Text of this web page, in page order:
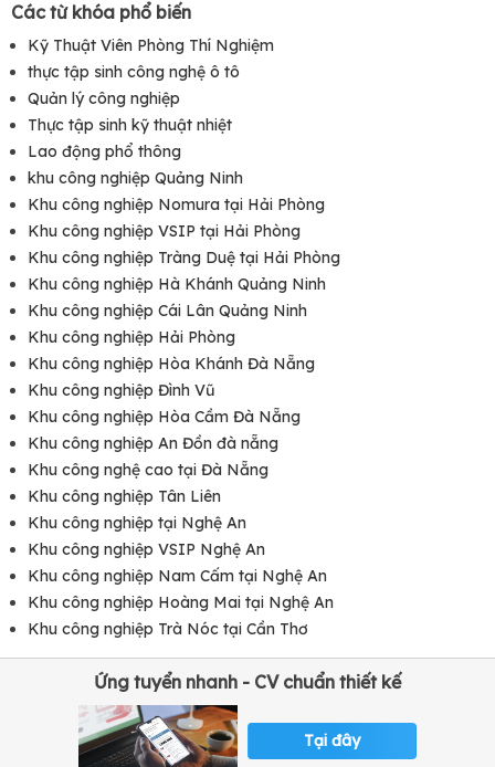
xuất hàng hóa hoặc các dây chuyền lắp ráp, sửa chữa
các trang thiết bị.... Tuy vào từng lĩnh vực cụ thể mà ứng viên
tham gia tuyển công nhân sẽ phải làm các công việc khác
nhau, thậm chí có những vị trí mà các công nhân chỉ cần đứng
giám sát, đảm bảo quá trình sản xuất sẽ diễn ra một cách suôn
sẻ. Hiện nay các tỉnh nhưVĩnh Long
nhiều công nhân
Có rất nhiều vị trí việc làm công nhân khác nhau, nhưng công
việc chính của một người công nhân hiện nay gồm:
Trực tiếp làm việc tại các dây chuyền sản xuất với độ chính
xác cao, tốc độ nhanh chóng
Đảm bảo răng yêu cầu, tiêu chuẩn chất lượng của sản phẩm
được đáp ứng tốt nhất trước khi đưa ra thị trường
Hoàn thành các công việc khác nhau trong quy trình sản
xuất như: lắp ráp, đóng gói, dán nhãn....
Vận hành hệ thống máy móc, vật tư một cách chính xác,
tiến hành bảo dưỡng định kỳ cẩn thận
Báo cáo lại với ban quản lý nếu như có sự cố bất thường
Tuân thủ các quy định về an toàn lao động trong các nhà
máy, phân xưởng. Báo cáo lại cho ban quản lý nếu thấy có
những điều gì bất thường
Tham gia các khóa đào tạo để nâng cao trình độ chuyên
môn về an toàn lao động, sản xuất
Sẵn sàng làm thêm giờ, ca đêm nếu cần thiết để kịp tiến độ
công việc
Các từ khóa phổ biến
Kỹ Thuật Viên Phòng Thí Nghiệm
thực tập sinh công nghệ ô tô
Quản lý công nghiệp
Thực tập sinh kỹ thuật nhiệt
Lao động phổ thông
khu công nghiệp Quảng Ninh
Khu công nghiệp Nomura tại Hải Phòng
Khu công nghiệp VSIP tại Hải Phòng
Khu công nghiệp Tràng Duệ tại Hải Phòng
Khu công nghiệp Hà Khánh Quảng Ninh
Khu công nghiệp Cái Lân Quảng Ninh
Khu công nghiệp Hải Phòng
Khu công nghiệp Hòa Khánh Đà Nẵng
Khu công nghiệp Đình Vũ
Khu công nghiệp Hòa Cầm Đà Nẵng
Khu công nghiệp An Đồn đà nẵng
Khu công nghệ cao tại Đà Nẵng
Khu công nghiệp Tân Liên
Khu công nghiệp tại Nghệ An
Khu công nghiệp VSIP Nghệ An
Khu công nghiệp Nam Cấm tại Nghệ An
Khu công nghiệp Hoàng Mai tại Nghệ An
Khu công nghiệp Trà Nóc tại Cần Thơ
Ứng tuyển nhanh - CV chuẩn thiết kế
Tại đây